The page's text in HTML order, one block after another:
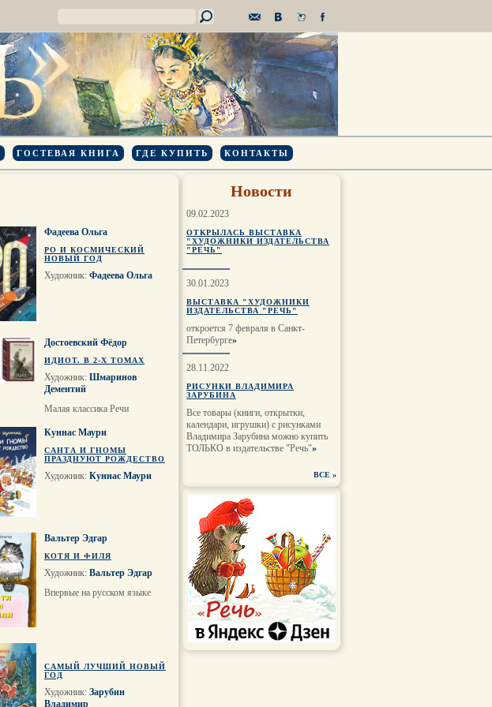
ГОСТЕВАЯ КНИГА ГДЕ КУПИТЬ КОНТАКТЫ
Фадеева Ольга
РО И КОСМИЧЕСКИЙ
НОВЫЙ ГОД
Художник: Фадеева Ольга
Достоевский Фёдор
ИДИОТ. В 2-Х ТОМАХ
Художник: Шмаринов
Дементий
Малая классика Речи
Куннас Маури
САНТА И ГНОМЫ
ПРАЗДНУЮТ РОЖДЕСТВО
Художник: Куннас Маури
Вальтер Эдгар
КОТЯ И ФИЛЯ
Художник: Вальтер Эдгар
Впервые на русском языке
САМЫЙ ЛУЧШИЙ НОВЫЙ
ГОД
Художник: Зарубин
Владимир
Новости
09.02.2023
ОТКРЫЛАСЬ ВЫСТАВКА
"ХУДОЖНИКИ ИЗДАТЕЛЬСТВА
"РЕЧЬ"
30.01.2023
ВЫСТАВКА "ХУДОЖНИКИ
ИЗДАТЕЛЬСТВА "РЕЧЬ"
откроется 7 февраля в Санкт-
Петербурге»
28.11.2022
РИСУНКИ ВЛАДИМИРА
ЗАРУБИНА
Все товары (книги, открытки,
календари, игрушки) с рисунками
Владимира Зарубина можно купить
ТОЛЬКО в издательстве "Речь"»
ВСЕ »